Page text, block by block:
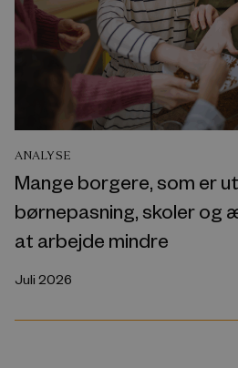
ANALYSE
Mange borgere, som er
børnepasning, skoler og
at arbejde mindre
Juli 2026